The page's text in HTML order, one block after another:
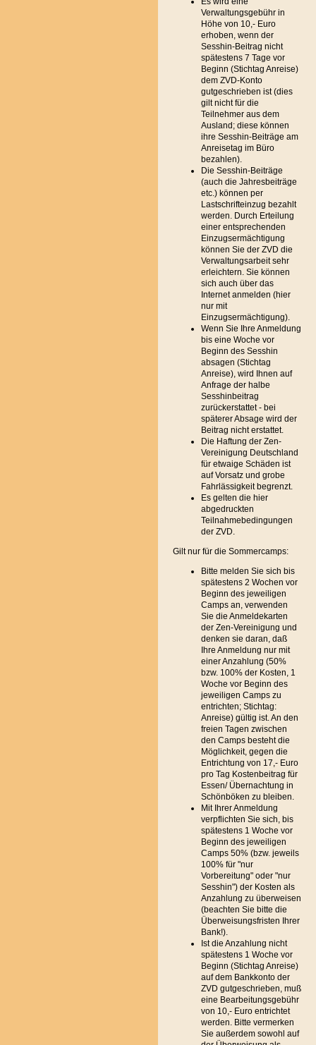
Verwaltungsgebühr in
Höhe von 10,- Euro
erhoben, wenn der
Sesshin-Beitrag nicht
spätestens 7 Tage vor
Beginn (Stichtag Anreise)
dem ZVD-Konto
gutgeschrieben ist (dies
gilt nicht für die
Teilnehmer aus dem
Ausland; diese können
ihre Sesshin-Beiträge am
Anreisetag im Büro
bezahlen).
Die Sesshin-Beiträge
(auch die Jahresbeiträge
etc.) können per
Lastschrifteinzug bezahlt
werden. Durch Erteilung
einer entsprechenden
Einzugsermächtigung
können Sie der ZVD die
Verwaltungsarbeit sehr
erleichtern. Sie können
sich auch über das
Internet anmelden (hier
nur mit
Einzugsermächtigung).
Wenn Sie Ihre Anmeldung
bis eine Woche vor
Beginn des Sesshin
absagen (Stichtag
Anreise), wird Ihnen auf
Anfrage der halbe
Sesshinbeitrag
zurückerstattet - bei
späterer Absage wird der
Beitrag nicht erstattet.
Die Haftung der Zen-
Vereinigung Deutschland
für etwaige Schäden ist
auf Vorsatz und grobe
Fahrlässigkeit begrenzt.
Es gelten die hier
abgedruckten
Teilnahmebedingungen
der ZVD.
Gilt nur für die Sommercamps:
Bitte melden Sie sich bis
spätestens 2 Wochen vor
Beginn des jeweiligen
Camps an, verwenden
Sie die Anmeldekarten
der Zen-Vereinigung und
denken sie daran, daß
Ihre Anmeldung nur mit
einer Anzahlung (50%
bzw. 100% der Kosten, 1
Woche vor Beginn des
jeweiligen Camps zu
entrichten; Stichtag:
Anreise) gültig ist. An den
freien Tagen zwischen
den Camps besteht die
Möglichkeit, gegen die
Entrichtung von 17,- Euro
pro Tag Kostenbeitrag für
Essen/ Übernachtung in
Schönböken zu bleiben.
Mit Ihrer Anmeldung
verpflichten Sie sich, bis
spätestens 1 Woche vor
Beginn des jeweiligen
Camps 50% (bzw. jeweils
100% für "nur
Vorbereitung" oder "nur
Sesshin") der Kosten als
Anzahlung zu überweisen
(beachten Sie bitte die
Überweisungsfristen Ihrer
Bank!).
Ist die Anzahlung nicht
spätestens 1 Woche vor
Beginn (Stichtag Anreise)
auf dem Bankkonto der
ZVD gutgeschrieben, muß
eine Bearbeitungsgebühr
von 10,- Euro entrichtet
werden. Bitte vermerken
Sie außerdem sowohl auf